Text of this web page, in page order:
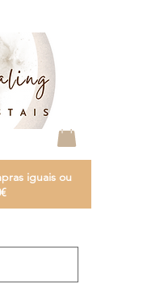
iguais ou